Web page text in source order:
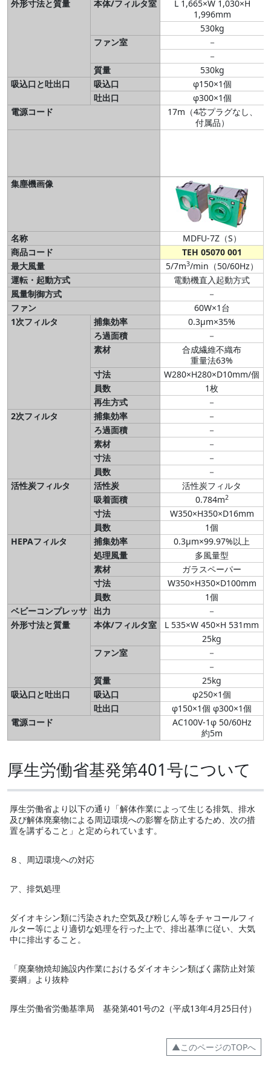
外形寸法と質量 本体/フィルタ室
L 1,665×W 1,030×H
1,996mm
530kg
ファン室
－
－
質量
530kg
吸込口と吐出口
吸込口
φ150×1個
吐出口
φ300×1個
電源コード
17m（4芯プラグなし、
付属品）
集塵機画像
名称
MDFU-7Z（S）
商品コード
TEH 05070 001
最大風量
5/7m3/min（50/60Hz）
運転・起動方式
電動機直入起動方式
風量制御方式
－
ファン
60W×1台
1次フィルタ
捕集効率
0.3μm×35%
ろ過面積
－
素材
合成繊維不織布
重量法63%
寸法
W280×H280×D10mm/個
員数
1枚
再生方式
－
2次フィルタ
捕集効率
－
ろ過面積
－
素材
－
寸法
－
員数
－
活性炭フィルタ
活性炭
活性炭フィルタ
吸着面積
0.784m2
寸法
W350×H350×D16mm
員数
1個
HEPAフィルタ
捕集効率
0.3μm×99.97%以上
処理風量
多風量型
素材
ガラスペーパー
寸法
W350×H350×D100mm
員数
1個
ベビーコンプレッサ
出力
－
外形寸法と質量
本体/フィルタ室
L 535×W 450×H 531mm
25kg
ファン室
－
－
質量
25kg
吸込口と吐出口
吸込口
φ250×1個
吐出口
φ150×1個 φ300×1個
電源コード
AC100V-1φ 50/60Hz
約5m
厚生労働省基発第401号について
厚生労働省より以下の通り「解体作業によって生じる排気、排水
及び解体廃棄物による周辺環境への影響を防止するため、次の措
置を講ずること」と定められています。
８、周辺環境への対応
ア、排気処理
ダイオキシン類に汚染された空気及び粉じん等をチャコールフィ
ルター等により適切な処理を行った上で、排出基準に従い、大気
中に排出すること。
「廃棄物焼却施設内作業におけるダイオキシン類ばく露防止対策
要綱」より抜粋
厚生労働省労働基準局 基発第401号の2（平成13年4月25日付）
▲このページのTOPへ